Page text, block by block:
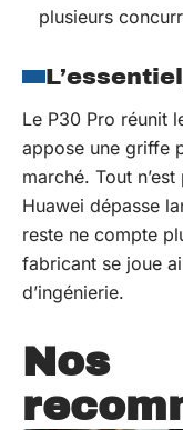
plusieurs
Le P30 Pro réunit
appose une griffe
marché. Tout
Huawei dépasse
reste ne compte
fabricant se joue
d’ingénierie.
Nos